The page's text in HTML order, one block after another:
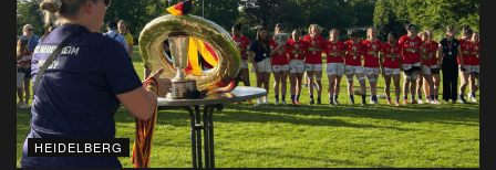
HEIDELBERG